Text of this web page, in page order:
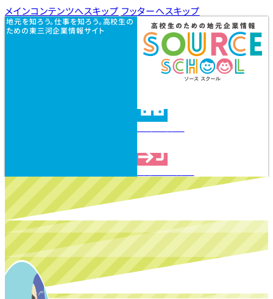
メインコンテンツへスキップ フッターへスキップ
地元を知ろう。仕事を知ろう。高校生の
ための東三河企業情報サイト